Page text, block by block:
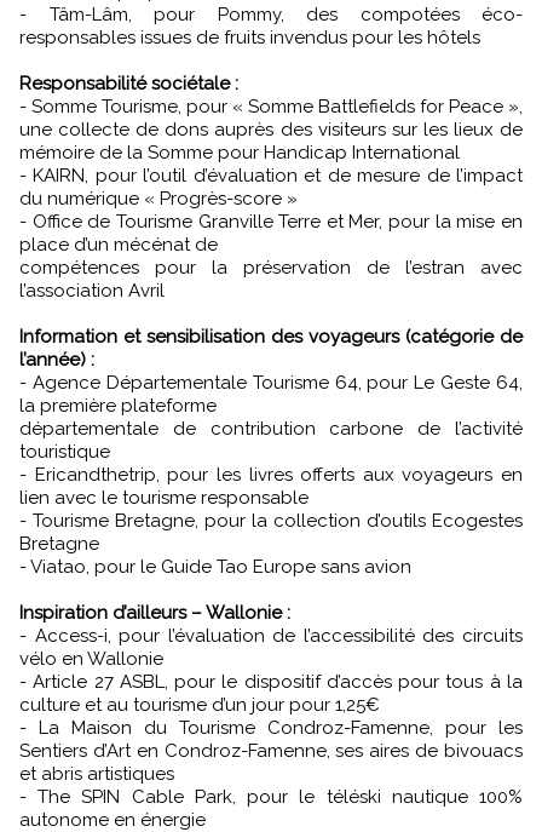
- Tâm-Lâm, pour Pommy, des compotées éco-
responsables issues de fruits invendus pour les hôtels
Responsabilité sociétale :
- Somme Tourisme, pour « Somme Battlefields for Peace »,
une collecte de dons auprès des visiteurs sur les lieux de
mémoire de la Somme pour Handicap International
- KAIRN, pour l’outil d’évaluation et de mesure de l’impact
du numérique « Progrès-score »
- Office de Tourisme Granville Terre et Mer, pour la mise en
place d’un mécénat de
compétences pour la préservation de l’estran avec
l’association Avril
Information et sensibilisation des voyageurs (catégorie de
l’année) :
- Agence Départementale Tourisme 64, pour Le Geste 64,
la première plateforme
départementale de contribution carbone de l’activité
touristique
- Ericandthetrip, pour les livres offerts aux voyageurs en
lien avec le tourisme responsable
- Tourisme Bretagne, pour la collection d’outils Ecogestes
Bretagne
- Viatao, pour le Guide Tao Europe sans avion
Inspiration d’ailleurs – Wallonie :
- Access-i, pour l’évaluation de l’accessibilité des circuits
vélo en Wallonie
- Article 27 ASBL, pour le dispositif d’accès pour tous à la
culture et au tourisme d’un jour pour 1,25€
- La Maison du Tourisme Condroz-Famenne, pour les
Sentiers d’Art en Condroz-Famenne, ses aires de bivouacs
et abris artistiques
- The SPIN Cable Park, pour le téléski nautique 100%
autonome en énergie